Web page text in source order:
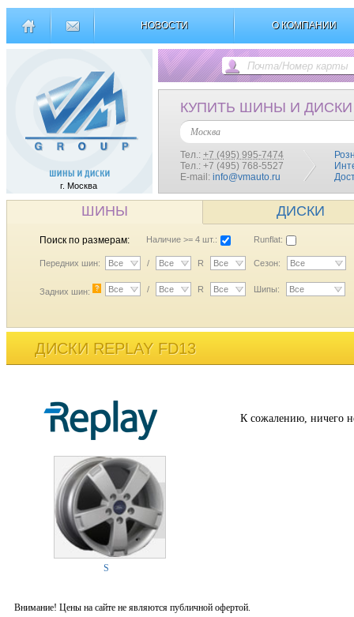
НОВОСТИ О КОМПАНИИ
г. Москва
КУПИТЬ ШИНЫ И ДИСКИ
Москва
Тел.: +7 (495) 995-7474
Тел.: +7 (495) 768-5527
E-mail: info@vmauto.ru
ШИНЫ ДИСКИ
Поиск по размерам: Наличие >= 4 шт.: Runflat:
Передних шин: Все / Все R Все Сезон: Все
Задних шин: ? Все / Все R Все Шипы: Все
ДИСКИ REPLAY FD13
S
К сожалению, ничего
Внимание! Цены на сайте не являются публичной офертой.